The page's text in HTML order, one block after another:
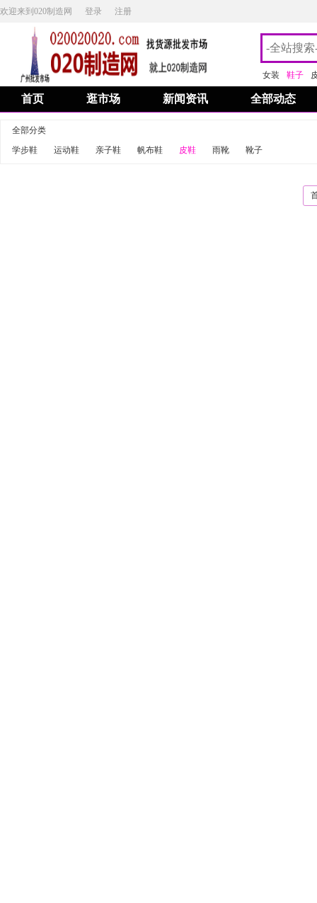
欢迎来到020制造网 登录 注册
女装 鞋子
首页 逛市场 新闻资讯 全部动态
全部分类
学步鞋
运动鞋 亲子鞋 帆布鞋 皮鞋 雨靴 靴子